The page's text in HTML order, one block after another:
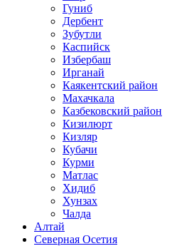
Гуниб
Дербент
Зубутли
Каспийск
Избербаш
Ирганай
Каякентский район
Махачкала
Казбековский район
Кизилюрт
Кизляр
Кубачи
Курми
Матлас
Хидиб
Хунзах
Чалда
Алтай
Северная Осетия